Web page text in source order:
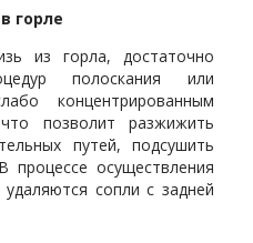
горле
из горла, достаточно
полоскания или
концентрированным
позволит разжижить
путей, подсушить
процессе осуществления
сопли с задней